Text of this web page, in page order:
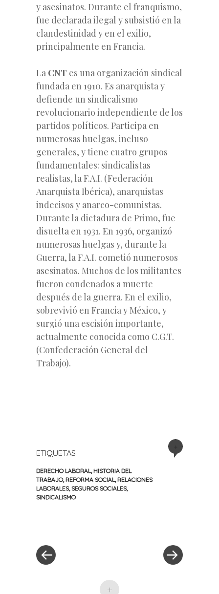
y asesinatos. Durante el franquismo,
fue declarada ilegal y subsistió en la
clandestinidad y en el exilio,
principalmente en Francia.
La CNT es una organización sindical
fundada en 1910. Es anarquista y
defiende un sindicalismo
revolucionario independiente de los
partidos políticos. Participa en
numerosas huelgas, incluso
generales, y tiene cuatro grupos
fundamentales: sindicalistas
realistas, la F.A.I. (Federación
Anarquista Ibérica), anarquistas
indecisos y anarco-comunistas.
Durante la dictadura de Primo, fue
disuelta en 1931. En 1936, organizó
numerosas huelgas y, durante la
Guerra, la F.A.I. cometió numerosos
asesinatos. Muchos de los militantes
fueron condenados a muerte
después de la guerra. En el exilio,
sobrevivió en Francia y México, y
surgió una escisión importante,
actualmente conocida como C.G.T.
(Confederación General del
Trabajo).
ETIQUETAS
DERECHO LABORAL HISTORIA DEL
TRABAJO, REFORMA SOCIAL RELACIONES
LABORALES, SEGUROS SOCIALES,
SINDICALISMO
entradas
+